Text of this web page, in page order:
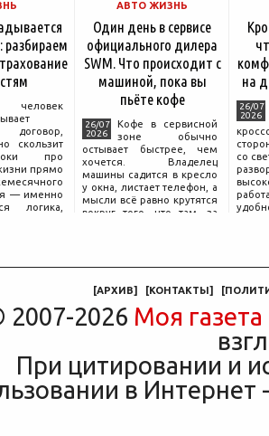
разбираем
человек
скользит
про
прямо
— именно
логика,
АВТО ЖИЗНЬ
Один день в сервисе
официального дилера
SWM. Что происходит с
машиной, пока вы
пьёте кофе
26/07
2026
Кофе в сервисной
зоне обычно
остывает быстрее, чем
хочется. Владелец
машины садится в кресло
у окна, листает телефон, а
мысли всё равно крутятся
вокруг того, что там, за
на
26/07
2026
со
[АРХИВ] [КОНТАКТЫ] [
2007-2026 Моя газета
При цитировании и
в Интернет